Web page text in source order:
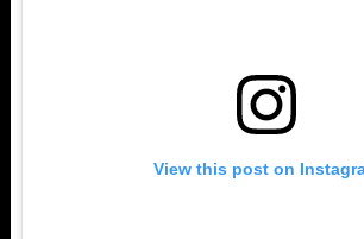
View this post on